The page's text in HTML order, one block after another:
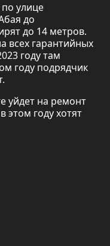
улице
до
до 14 метров.
всех гарантийных
году там
году подрядчик
уйдет на ремонт
этом году хотят